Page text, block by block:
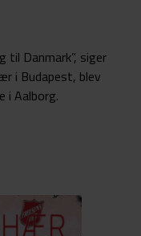
til Danmark”, siger
i Budapest, blev
i Aalborg.